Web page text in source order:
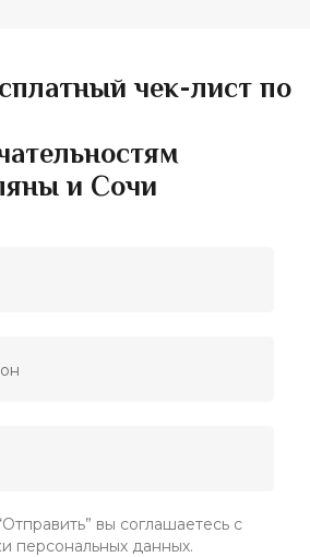
чек-лист по
и Сочи
вы соглашаетесь с
персональных данных.